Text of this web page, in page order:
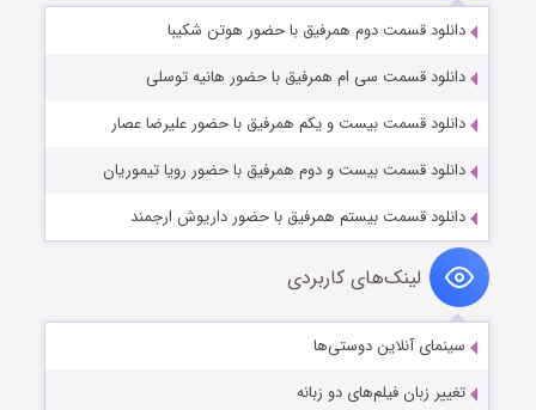
دانلود قسمت دوم همرفیق با حضور هوتن شکیبا
دانلود قسمت سی ام همرفیق با حضور هانیه توسلی
دانلود قسمت بیست و یکم همرفیق با حضور علیرضا عصار
دانلود قسمت بیست و دوم همرفیق با حضور رویا تیموریان
دانلود قسمت بیستم همرفیق با حضور داریوش ارجمند
لینک‌های کاربردی
سینمای آنلاین دوستی‌ها
تغییر زبان فیلم‌های دو زبانه